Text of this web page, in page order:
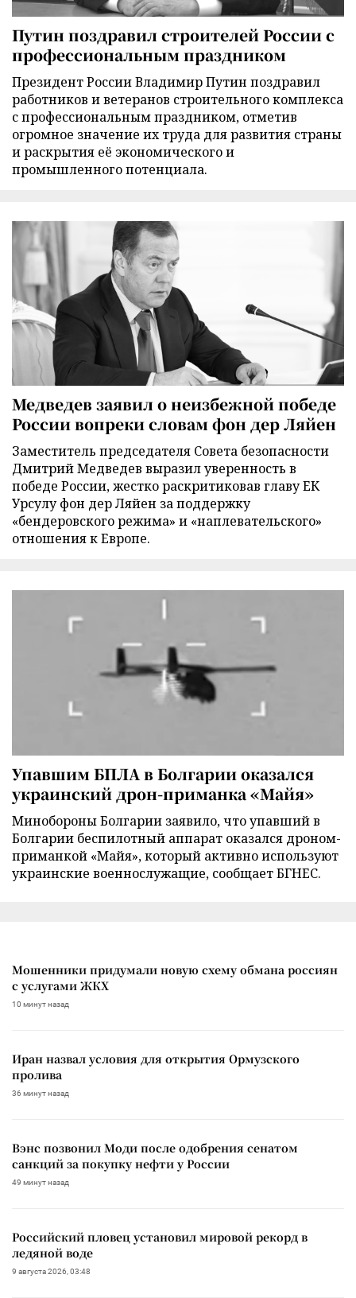
Путин поздравил строителей России с
профессиональным праздником
Президент России Владимир Путин поздравил
работников и ветеранов строительного комплекса
с профессиональным праздником, отметив
огромное значение их труда для развития страны
и раскрытия её экономического и
промышленного потенциала.
Медведев заявил о неизбежной победе
России вопреки словам фон дер Ляйен
Заместитель председателя Совета безопасности
Дмитрий Медведев выразил уверенность в
победе России, жестко раскритиковав главу ЕК
Урсулу фон дер Ляйен за поддержку
«бендеровского режима» и «наплевательского»
отношения к Европе.
Упавшим БПЛА в Болгарии оказался
украинский дрон-приманка «Майя»
Минобороны Болгарии заявило, что упавший в
Болгарии беспилотный аппарат оказался дроном-
приманкой «Майя», который активно используют
украинские военнослужащие, сообщает БГНЕС.
Мошенники придумали новую схему обмана россиян
с услугами ЖКХ
10 минут назад
Иран назвал условия для открытия Ормузского
пролива
36 минут назад
Вэнс позвонил Моди после одобрения сенатом
санкций за покупку нефти у России
49 минут назад
Российский пловец установил мировой рекорд в
ледяной воде
9 августа 2026, 03:48